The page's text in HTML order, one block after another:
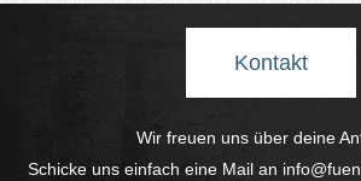
Kontakt
Wir freuen uns über deine
Schicke uns einfach eine Mail an